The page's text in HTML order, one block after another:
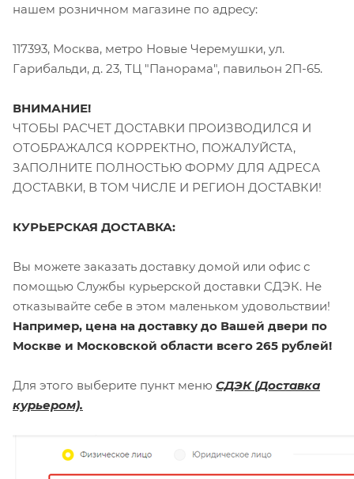
нашем розничном магазине по адресу:
117393, Москва, метро Новые Черемушки, ул.
Гарибальди, д. 23, ТЦ "Панорама", павильон 2П-65.
ВНИМАНИЕ!
ЧТОБЫ РАСЧЕТ ДОСТАВКИ ПРОИЗВОДИЛСЯ И
ОТОБРАЖАЛСЯ КОРРЕКТНО, ПОЖАЛУЙСТА,
ЗАПОЛНИТЕ ПОЛНОСТЬЮ ФОРМУ ДЛЯ АДРЕСА
ДОСТАВКИ, В ТОМ ЧИСЛЕ И РЕГИОН ДОСТАВКИ!
КУРЬЕРСКАЯ ДОСТАВКА:
Вы можете заказать доставку домой или офис с
помощью Службы курьерской доставки СДЭК. Не
отказывайте себе в этом маленьком удовольствии!
Например, цена на доставку до Вашей двери по
Москве и Московской области всего 265 рублей!
Для этого выберите пункт меню СДЭК (Доставка
курьером).